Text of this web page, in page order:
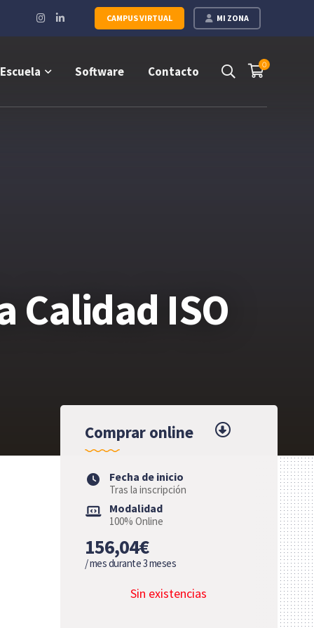
MI ZONA
CAMPUS VIRTUAL
Instagram
Profile
LinkedIn
Profile
0
Escuela Software Contacto
Calidad ISO
Comprar online
Fecha de inicio
Tras la inscripción
Modalidad
100% Online
156,04€
/ mes durante 3 meses
Sin existencias